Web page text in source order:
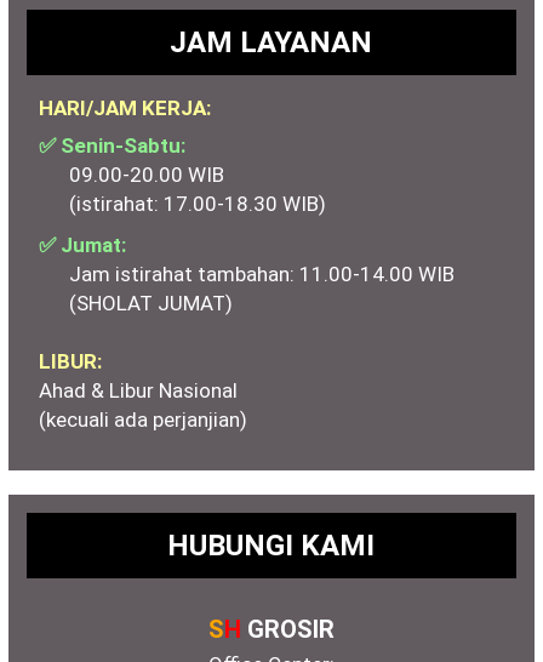
JAM LAYANAN
HARI/JAM KERJA:
✅ Senin-Sabtu:
09.00-20.00 WIB
(istirahat: 17.00-18.30 WIB)
✅ Jumat:
Jam istirahat tambahan: 11.00-14.00 WIB
(SHOLAT JUMAT)
LIBUR:
Ahad & Libur Nasional
(kecuali ada perjanjian)
HUBUNGI KAMI
SH GROSIR